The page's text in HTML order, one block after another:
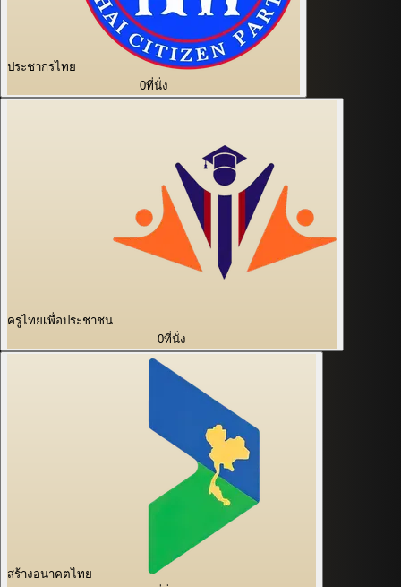
ประชากรไทย
0ที่นั่ง
ครูไทยเพื่อประชาชน
0ที่นั่ง
สร้างอนาคตไทย